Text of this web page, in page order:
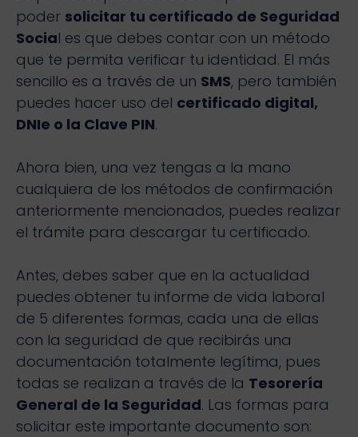
poder solicitar tu certificado de Seguridad
Social es que debes contar con un método
que te permita verificar tu identidad. El más
sencillo es a través de un SMS, pero también
puedes hacer uso del certificado digital,
DNIe o la Clave PIN.
Ahora bien, una vez tengas a la mano
cualquiera de los métodos de confirmación
anteriormente mencionados, puedes realizar
el trámite para descargar tu certificado.
Antes, debes saber que en la actualidad
puedes obtener tu informe de vida laboral
de 5 diferentes formas, cada una de ellas
con la seguridad de que recibirás una
documentación totalmente legítima, pues
todas se realizan a través de la Tesorería
General de la Seguridad. Las formas para
solicitar este importante documento son: